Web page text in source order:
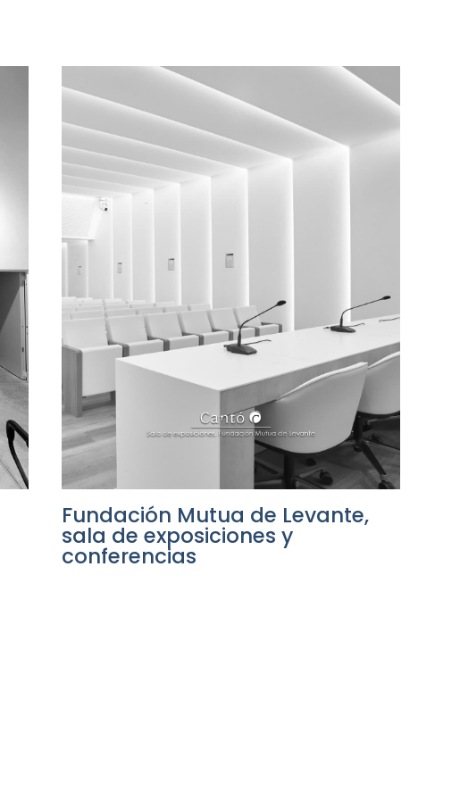
Fundación Mutua de Levante,
sala de exposiciones y
conferencias